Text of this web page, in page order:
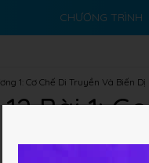
CHƯƠNG TRÌNH
1: Cơ Chế Di Truyền Và Biến Dị
Bài 1: